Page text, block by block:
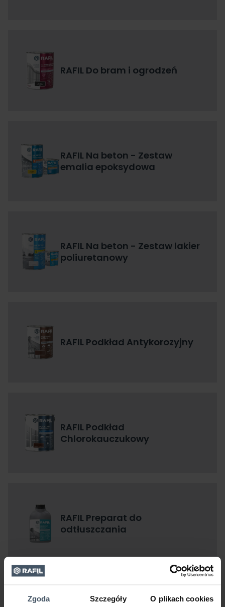
Zgoda Szczegóły O plikach cookies
RAFIL Do bram i ogrodzeń
RAFIL Na beton - Zestaw
emalia epoksydowa
RAFIL Na beton - Zestaw lakier
poliuretanowy
RAFIL Podkład Antykorozyjny
RAFIL Podkład
Chlorokauczukowy
RAFIL Preparat do
odtłuszczania